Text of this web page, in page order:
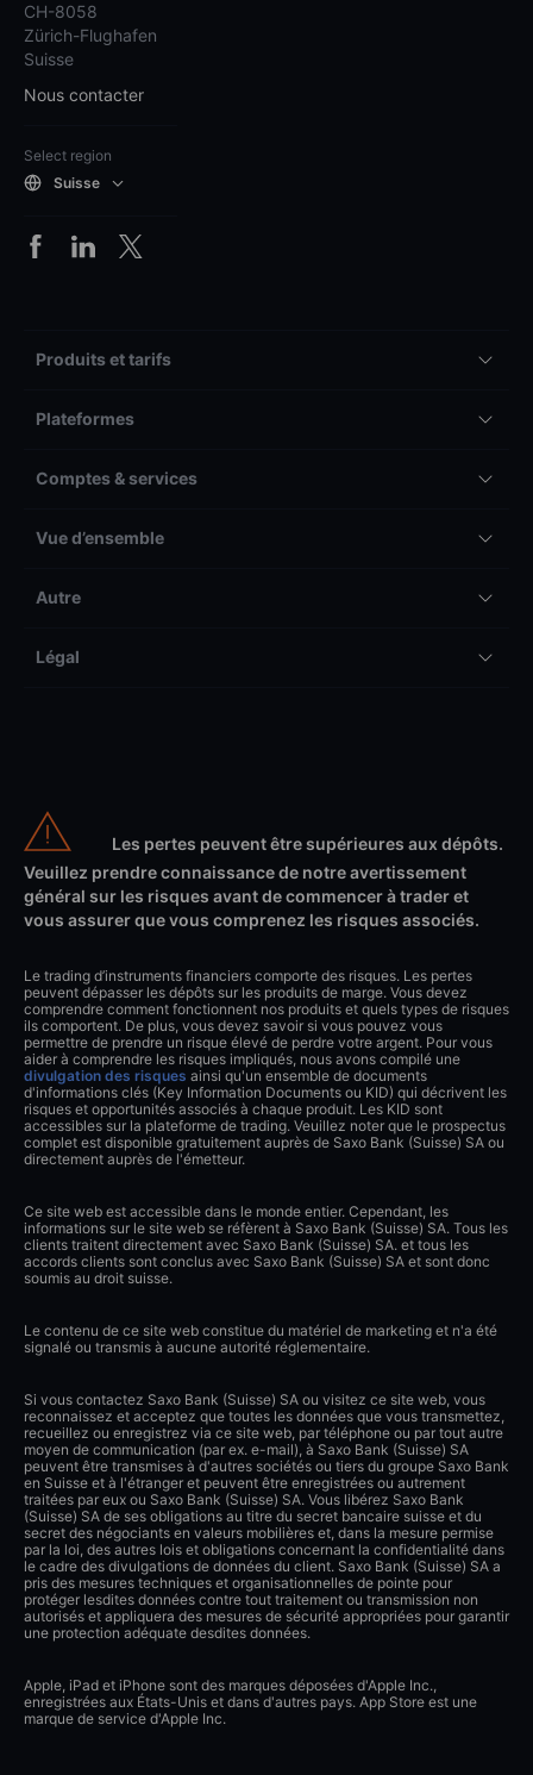
CH-8058
Zürich-Flughafen
Suisse
Nous contacter
Select region
Suisse
Produits et tarifs
Plateformes
Comptes & services
Vue d’ensemble
Autre
Légal
Les pertes peuvent être supérieures aux dépôts.
Veuillez prendre connaissance de notre avertissement
général sur les risques avant de commencer à trader et
vous assurer que vous comprenez les risques associés.
Le trading d’instruments financiers comporte des risques. Les pertes
peuvent dépasser les dépôts sur les produits de marge. Vous devez
comprendre comment fonctionnent nos produits et quels types de risques
ils comportent. De plus, vous devez savoir si vous pouvez vous
permettre de prendre un risque élevé de perdre votre argent. Pour vous
aider à comprendre les risques impliqués, nous avons compilé une
divulgation des risques ainsi qu'un ensemble de documents
d'informations clés (Key Information Documents ou KID) qui décrivent les
risques et opportunités associés à chaque produit. Les KID sont
accessibles sur la plateforme de trading. Veuillez noter que le prospectus
complet est disponible gratuitement auprès de Saxo Bank (Suisse) SA ou
directement auprès de l'émetteur.
Ce site web est accessible dans le monde entier. Cependant, les
informations sur le site web se réfèrent à Saxo Bank (Suisse) SA. Tous les
clients traitent directement avec Saxo Bank (Suisse) SA. et tous les
accords clients sont conclus avec Saxo Bank (Suisse) SA et sont donc
soumis au droit suisse.
Le contenu de ce site web constitue du matériel de marketing et n'a été
signalé ou transmis à aucune autorité réglementaire.
Si vous contactez Saxo Bank (Suisse) SA ou visitez ce site web, vous
reconnaissez et acceptez que toutes les données que vous transmettez,
recueillez ou enregistrez via ce site web, par téléphone ou par tout autre
moyen de communication (par ex. e-mail), à Saxo Bank (Suisse) SA
peuvent être transmises à d'autres sociétés ou tiers du groupe Saxo Bank
en Suisse et à l'étranger et peuvent être enregistrées ou autrement
traitées par eux ou Saxo Bank (Suisse) SA. Vous libérez Saxo Bank
(Suisse) SA de ses obligations au titre du secret bancaire suisse et du
secret des négociants en valeurs mobilières et, dans la mesure permise
par la loi, des autres lois et obligations concernant la confidentialité dans
le cadre des divulgations de données du client. Saxo Bank (Suisse) SA a
pris des mesures techniques et organisationnelles de pointe pour
protéger lesdites données contre tout traitement ou transmission non
autorisés et appliquera des mesures de sécurité appropriées pour garantir
une protection adéquate desdites données.
Apple, iPad et iPhone sont des marques déposées d'Apple Inc.,
enregistrées aux États-Unis et dans d'autres pays. App Store est une
marque de service d'Apple Inc.